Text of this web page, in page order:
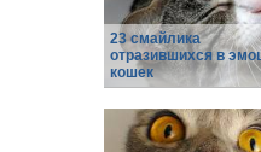
23 смайлика
отразившихся в
кошек